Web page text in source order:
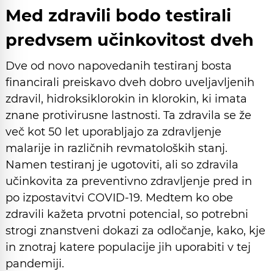
Med zdravili bodo testirali
predvsem učinkovitost dveh
Dve od novo napovedanih testiranj bosta
financirali preiskavo dveh dobro uveljavljenih
zdravil, hidroksiklorokin in klorokin, ki imata
znane protivirusne lastnosti. Ta zdravila se že
več kot 50 let uporabljajo za zdravljenje
malarije in različnih revmatoloških stanj.
Namen testiranj je ugotoviti, ali so zdravila
učinkovita za preventivno zdravljenje pred in
po izpostavitvi COVID-19. Medtem ko obe
zdravili kažeta prvotni potencial, so potrebni
strogi znanstveni dokazi za odločanje, kako, kje
in znotraj katere populacije jih uporabiti v tej
pandemiji.